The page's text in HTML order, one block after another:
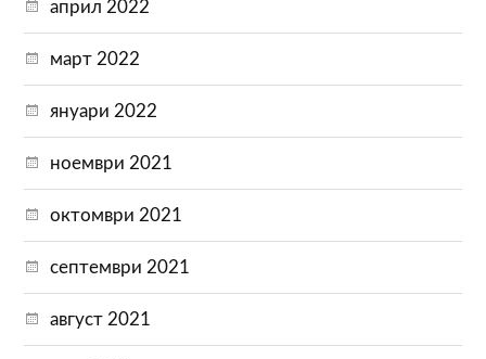
април 2022
март 2022
януари 2022
ноември 2021
октомври 2021
септември 2021
август 2021